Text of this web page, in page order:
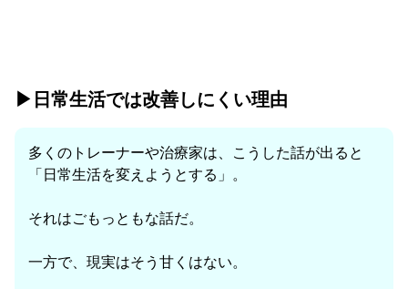
▶︎日常生活では改善しにくい理由
多くのトレーナーや治療家は、こうした話が出ると
「日常生活を変えようとする」。
それはごもっともな話だ。
一方で、現実はそう甘くはない。